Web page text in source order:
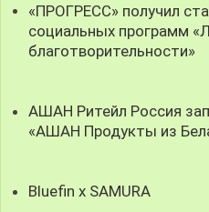
«ПРОГРЕСС» получил
социальных программ
благотворительности»
АШАН Ритейл Россия
«АШАН Продукты из
Bluefin x SAMURA